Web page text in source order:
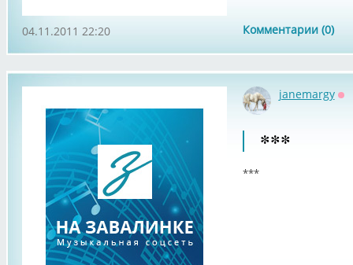
Комментарии (0)
04.11.2011 22:20
janemargy
***
***